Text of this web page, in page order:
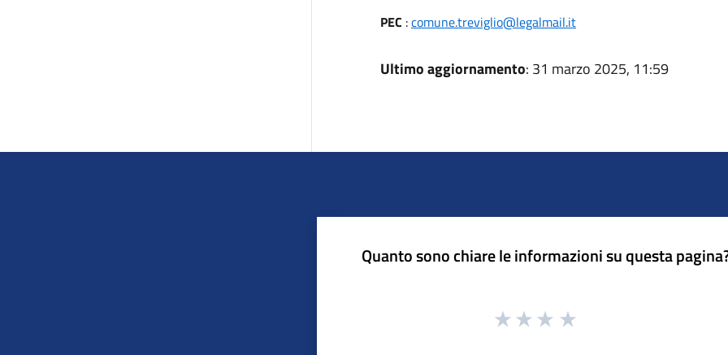
PEC :comune.treviglio@legalmail.it
Ultimo aggiornamento: 31 marzo 2025, 11:59
Quanto sono chiare le informazioni su questa